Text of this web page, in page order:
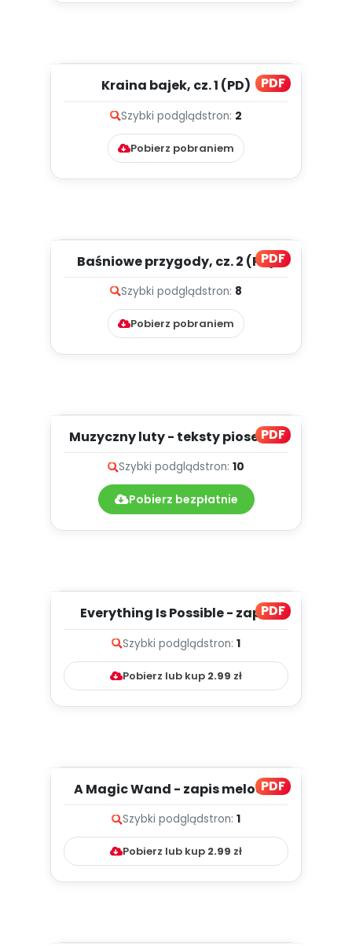
PDF
Kraina bajek, cz. 1 (PD)
Szybki podglądstron: 2
Pobierz pobraniem
PDF
Baśniowe przygody, cz. 2 (PD)
Szybki podglądstron: 8
Pobierz pobraniem
PDF
Muzyczny luty - teksty piosenek
Szybki podglądstron: 10
Pobierz bezpłatnie
PDF
Everything Is Possible - zapis
Szybki podglądstron: 1
Pobierz lub kup 2.99 zł
PDF
A Magic Wand - zapis melodii i
Szybki podglądstron: 1
Pobierz lub kup 2.99 zł